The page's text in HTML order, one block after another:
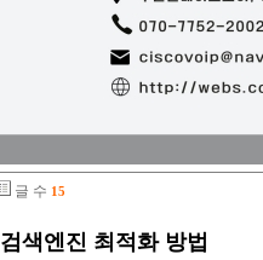
글 수 15
검색엔진 최적화 방법